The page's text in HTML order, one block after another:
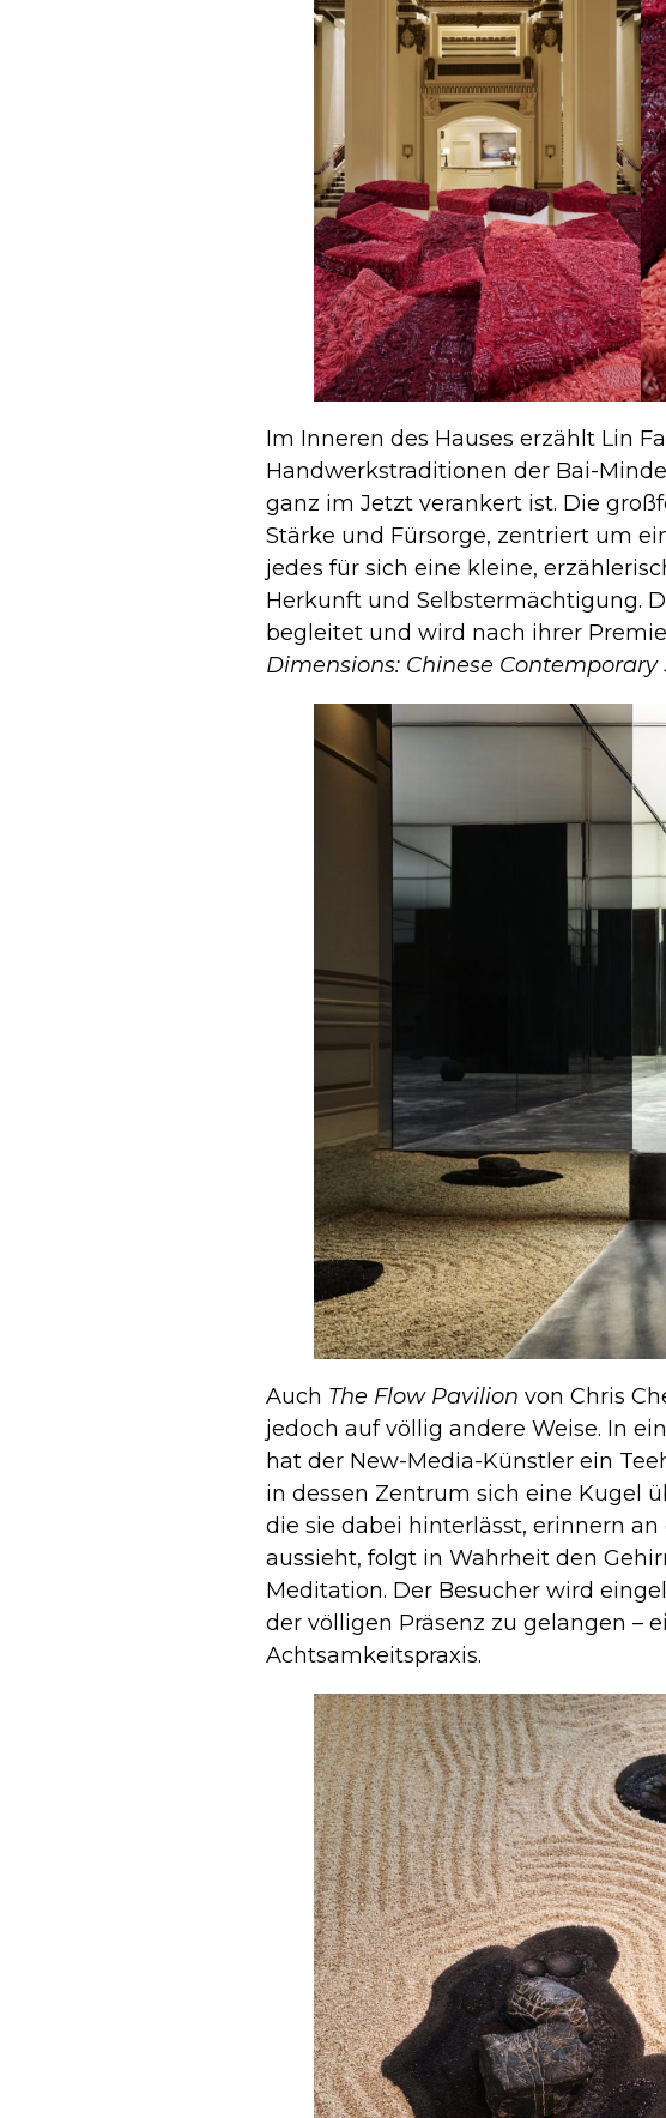
Im Inneren des Hauses erzählt Lin
Handwerkstraditionen der Bai-
ganz im Jetzt verankert ist. Die
Stärke und Fürsorge, zentriert um
jedes für sich eine kleine,
Herkunft und Selbstermächtigung.
begleitet und wird nach ihrer
Dimensions: Chinese Contemporary
Auch The Flow Pavilion von Chris
jedoch auf völlig andere Weise. In
hat der New-Media-Künstler ein
in dessen Zentrum sich eine Kugel
die sie dabei hinterlässt, erinnern an
aussieht, folgt in Wahrheit den
Meditation. Der Besucher wird
der völligen Präsenz zu gelangen –
Achtsamkeitspraxis.